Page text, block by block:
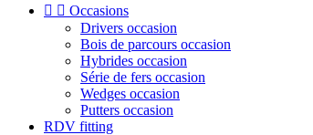
  Occasions
Drivers occasion
Bois de parcours occasion
Hybrides occasion
Série de fers occasion
Wedges occasion
Putters occasion
RDV fitting